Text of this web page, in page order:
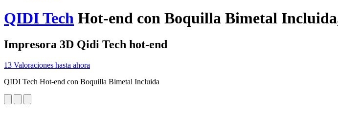
QIDI Tech Hot-end con Boquilla Bimetal
Impresora 3D Qidi Tech hot-end
13 Valoraciones hasta ahora
QIDI Tech Hot-end con Boquilla Bimetal Incluida